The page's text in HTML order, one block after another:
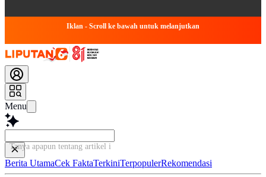
Iklan - Scroll ke bawah untuk melanjutkan
Menu
Tanya apapun tentang artikel ini...
Berita UtamaCek FaktaTerkiniTerpopulerRekomendasi